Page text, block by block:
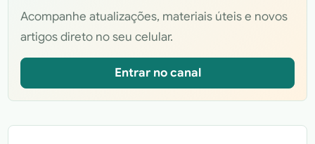
Acompanhe atualizações, materiais úteis e novos
artigos direto no seu celular.
Entrar no canal